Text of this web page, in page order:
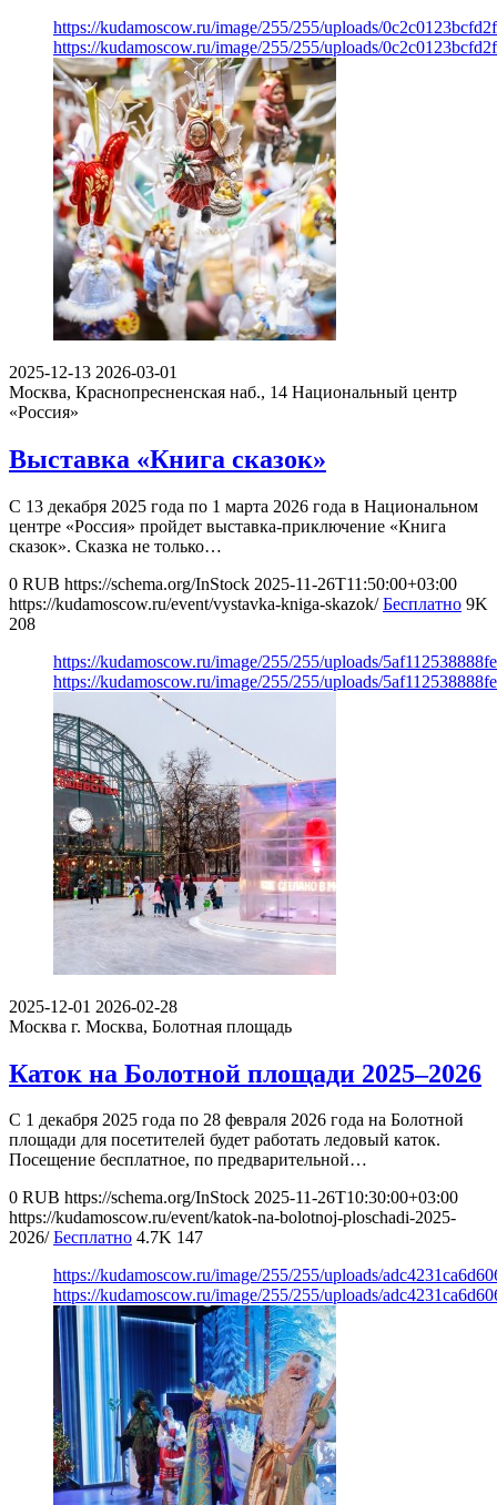
https://kudamoscow.ru/image/255/255/uploads/
https://kudamoscow.ru/image/255/255/uploads/
2025-12-13 2026-03-01
Москва, Краснопресненская наб., 14 Национальный центр
«Россия»
Выставка «Книга сказок»
С 13 декабря 2025 года по 1 марта 2026 года в Национальном
центре «Россия» пройдет выставка-приключение «Книга
сказок». Сказка не только…
0 RUB https://schema.org/InStock 2025-11-26T11:50:00+03:00
https://kudamoscow.ru/event/vystavka-kniga-skazok/ Бесплатно 9K
208
https://kudamoscow.ru/image/255/255/uploads/
https://kudamoscow.ru/image/255/255/uploads/
2025-12-01 2026-02-28
Москва г. Москва, Болотная площадь
Каток на Болотной площади 2025–2026
С 1 декабря 2025 года по 28 февраля 2026 года на Болотной
площади для посетителей будет работать ледовый каток.
Посещение бесплатное, по предварительной…
0 RUB https://schema.org/InStock 2025-11-26T10:30:00+03:00
https://kudamoscow.ru/event/katok-na-bolotnoj-ploschadi-2025-
2026/ Бесплатно 4.7K 147
https://kudamoscow.ru/image/255/255/uploads/
https://kudamoscow.ru/image/255/255/uploads/